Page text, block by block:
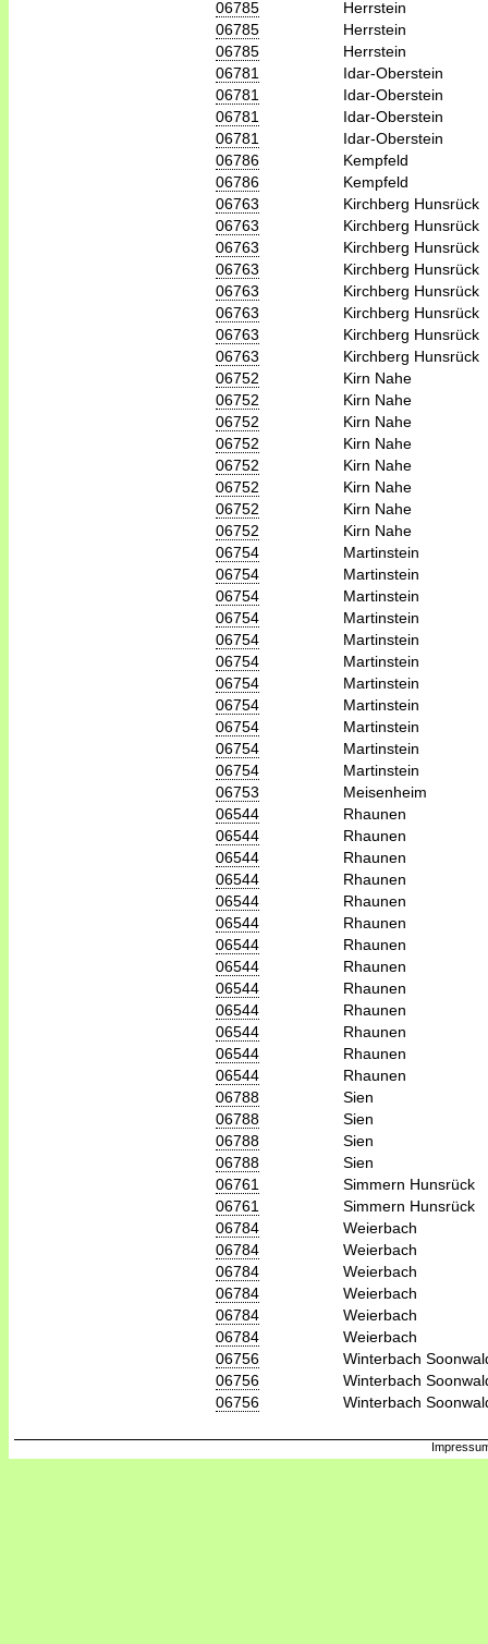
06785
Herrstein
06785
Herrstein
06785
Herrstein
06781
Idar-Oberstein
06781
Idar-Oberstein
06781
Idar-Oberstein
06781
Idar-Oberstein
06786
Kempfeld
06786
Kempfeld
06763
Kirchberg Hunsrück
06763
Kirchberg Hunsrück
06763
Kirchberg Hunsrück
06763
Kirchberg Hunsrück
06763
Kirchberg Hunsrück
06763
Kirchberg Hunsrück
06763
Kirchberg Hunsrück
06763
Kirchberg Hunsrück
06752
Kirn Nahe
06752
Kirn Nahe
06752
Kirn Nahe
06752
Kirn Nahe
06752
Kirn Nahe
06752
Kirn Nahe
06752
Kirn Nahe
06752
Kirn Nahe
06754
Martinstein
06754
Martinstein
06754
Martinstein
06754
Martinstein
06754
Martinstein
06754
Martinstein
06754
Martinstein
06754
Martinstein
06754
Martinstein
06754
Martinstein
06754
Martinstein
06753
Meisenheim
06544
Rhaunen
06544
Rhaunen
06544
Rhaunen
06544
Rhaunen
06544
Rhaunen
06544
Rhaunen
06544
Rhaunen
06544
Rhaunen
06544
Rhaunen
06544
Rhaunen
06544
Rhaunen
06544
Rhaunen
06544
Rhaunen
06788
Sien
06788
Sien
06788
Sien
06788
Sien
06761
Simmern Hunsrück
06761
Simmern Hunsrück
06784
Weierbach
06784
Weierbach
06784
Weierbach
06784
Weierbach
06784
Weierbach
06784
Weierbach
06756
Winterbach
06756
Winterbach
06756
Winterbach